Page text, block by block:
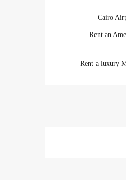
Cairo
Rent an
Rent a luxury